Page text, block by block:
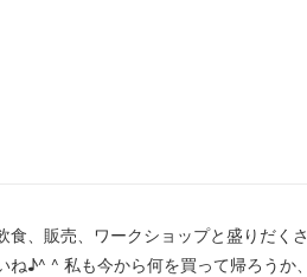
、販売、ワークショップと盛りだく
ね♪^ ^ 私も今から何を買って帰ろう